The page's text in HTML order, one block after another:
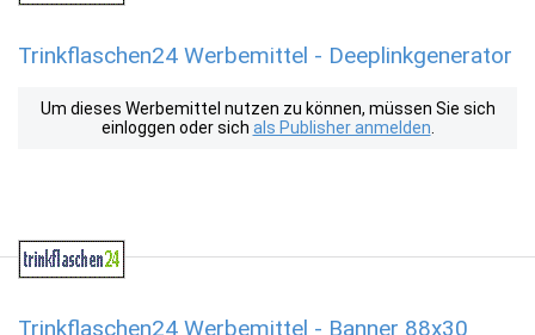
Trinkflaschen24 Werbemittel - Deeplinkgenerator
Um dieses Werbemittel nutzen zu können, müssen Sie sich
einloggen oder sich als Publisher anmelden
Trinkflaschen24 Werbemittel - Banner 88x30